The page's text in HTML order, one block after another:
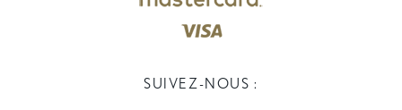
SUIVEZ-NOUS :